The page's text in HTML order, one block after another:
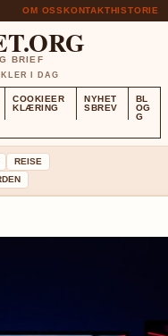
OM OSSKONTAKTHISTORIE
BRIEF
I DAG
COOKIEER
KLÆRING
NYHET
SBREV
BL
OG
G
REISE